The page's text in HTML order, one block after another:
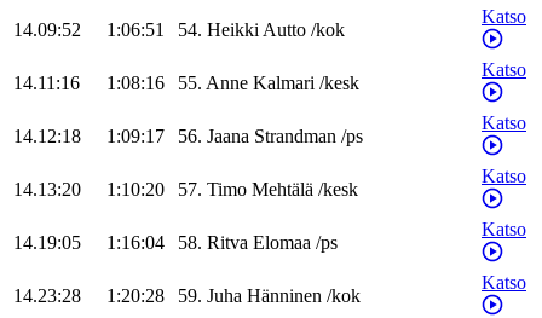
14.09:52 1:06:51 54. HeikkiAutto /kok
Katso
14.11:16 1:08:16 55. Anne Kalmari /kesk
Katso
14.12:18 1:09:17 56. Jaana Strandman /ps
Katso
14.13:20 1:10:20 57. Timo Mehtälä /kesk
Katso
14.19:05 1:16:04 58. Ritva Elomaa /ps
Katso
14.23:28 1:20:28 59. Juha Hänninen /kok
Katso